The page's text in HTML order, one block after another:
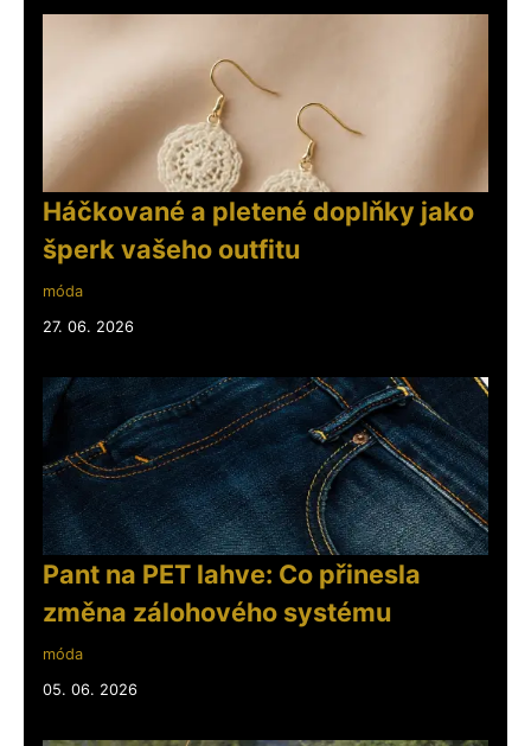
Háčkované a pletené doplňky jako
šperk vašeho outfitu
móda
27. 06. 2026
Pant na PET lahve: Co přinesla
změna zálohového systému
móda
05. 06. 2026